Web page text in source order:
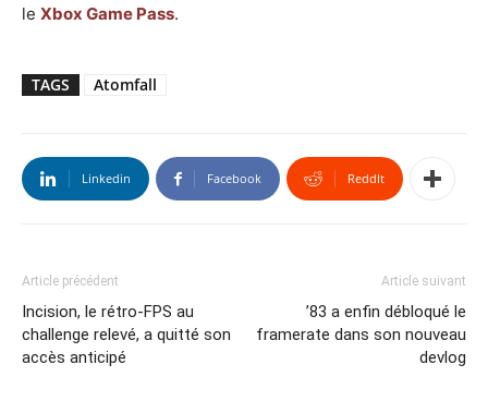
le Xbox Game Pass.
TAGS Atomfall
Linkedin Facebook ReddIt
Article précédent
Incision, le rétro-FPS au
challenge relevé, a quitté son
accès anticipé
Article suivant
’83 a enfin débloqué le
framerate dans son nouveau
devlog